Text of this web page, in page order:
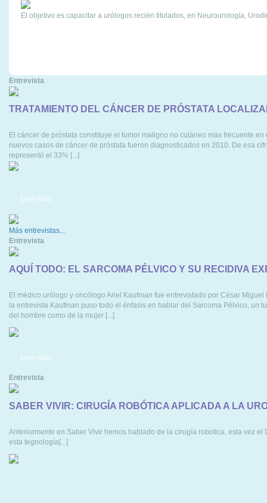
El objetivo es capacitar a urólogos recién titulados, en Neurourología,
Entrevista
TRATAMIENTO DEL CÁNCER DE PRÓSTATA
El cáncer de próstata constituye el tumor maligno no cutáneo más frecuente
nuevos casos de cáncer de próstata fueron diagnosticados en 2010. De esa
representó el 33% [...]
Leer más
Más entrevistas...
Entrevista
AQUÍ TODO: EL SARCOMA PÉLVICO Y SU RECIDIVA
El médico urólogo y oncólogo Ariel Kaufman fue entrevistado por César
la entrevista Kaufman puso todo el énfasis en hablar del Sarcoma Pélvico,
del hombre como de la mujer [...]
Leer más
Entrevista
SABER VIVIR: CIRUGÍA ROBÓTICA APLICADA A LA
Anteriormente en Saber Vivir hemos hablado de la cirugía robotica, esta vez
esta tegnología[...]